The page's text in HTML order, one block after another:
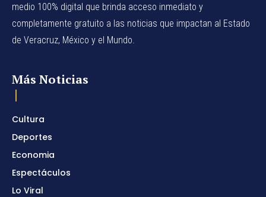
medio 100% digital que brinda acceso inmediato y
completamente gratuito a las noticias que impactan al Estado
de Veracruz, México y el Mundo.
Más Noticias
Cultura
Deportes
Economia
Espectáculos
Lo Viral